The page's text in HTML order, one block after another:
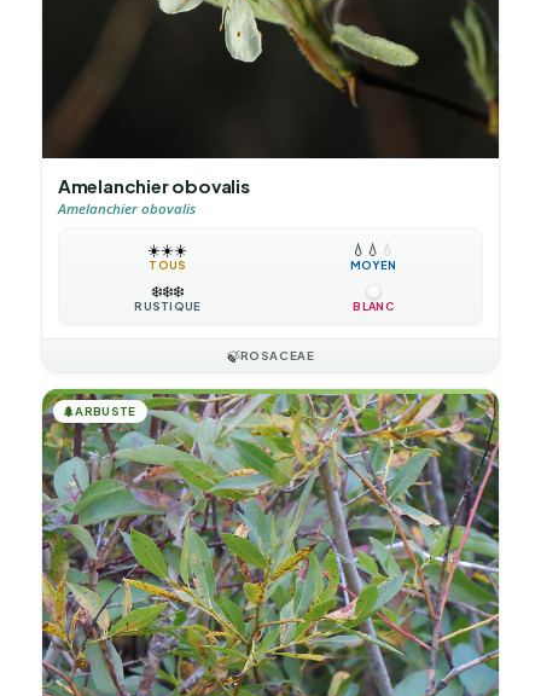
Amelanchier obovalis
Amelanchier obovalis
☀️☀️☀️
TOUS
💧 💧 💧
MOYEN
❄️❄️❄️
RUSTIQUE BLANC
🍃ROSACEAE
🌲ARBUSTE